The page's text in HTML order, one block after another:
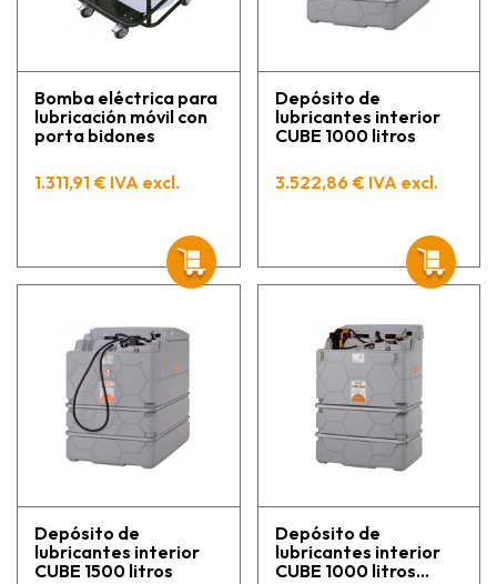
Bomba eléctrica para
lubricación móvil con
porta bidones
1.311,91 € IVA excl.
Depósito de
lubricantes interior
CUBE 1000 litros
3.522,86 € IVA excl.
Depósito de
lubricantes interior
CUBE 1500 litros
Depósito de
lubricantes interior
CUBE 1000 litros